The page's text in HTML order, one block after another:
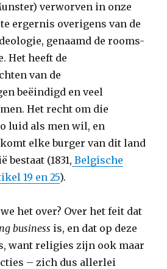
verworven in onze
ergernis overigens van de
genaamd de rooms-
Het heeft de
van de
beëindigd en veel
Het recht om die
luid als men wil, en
elke burger van dit land
bestaat (1831, Belgische
19 en 25).
het over? Over het feit dat
business is, en dat op deze
want religies zijn ook maar
– zich dus allerlei